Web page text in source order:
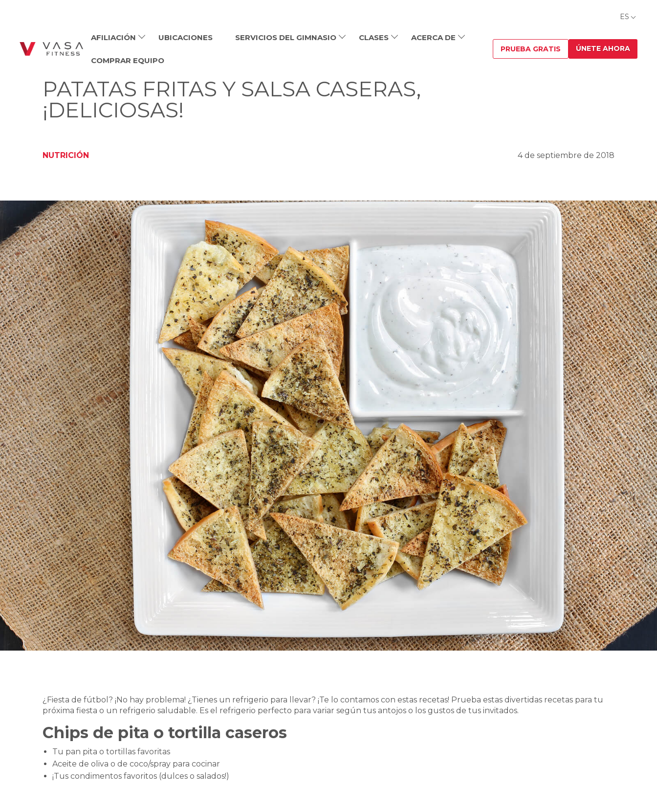
ES
AFILIACIÓN UBICACIONES SERVICIOS DEL GIMNASIO CLASES ACERCA DE
COMPRAR EQUIPO
PRUEBA GRATIS ÚNETE AHORA
PATATAS FRITAS Y SALSA CASERAS,
¡DELICIOSAS!
NUTRICIÓN 4 de septiembre de 2018
¿Fiesta de fútbol? ¡No hay problema! ¿Tienes un refrigerio para llevar? ¡Te lo contamos con estas recetas! Prueba estas divertidas recetas para tu
próxima fiesta o un refrigerio saludable. Es el refrigerio perfecto para variar según tus antojos o los gustos de tus invitados.
Chips de pita o tortilla caseros
Tu pan pita o tortillas favoritas
Aceite de oliva o de coco/spray para cocinar
¡Tus condimentos favoritos (dulces o salados!)